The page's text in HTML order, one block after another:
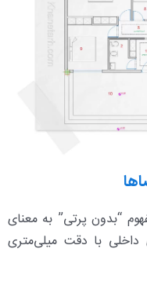
“بدون پرتی” به معنای
با دقت میلی‌متری